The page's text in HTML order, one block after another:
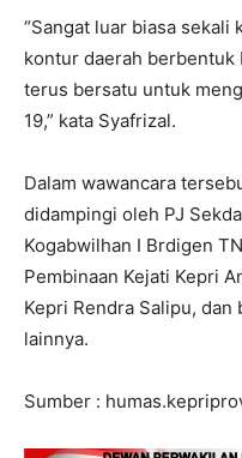
“Sangat luar biasa sekali
kontur daerah berbentuk
terus bersatu untuk
19,” kata Syafrizal.
Dalam wawancara
didampingi oleh PJ
Kogabwilhan I Brdigen
Pembinaan Kejati Kepri
Kepri Rendra Salipu,
lainnya.
Sumber :